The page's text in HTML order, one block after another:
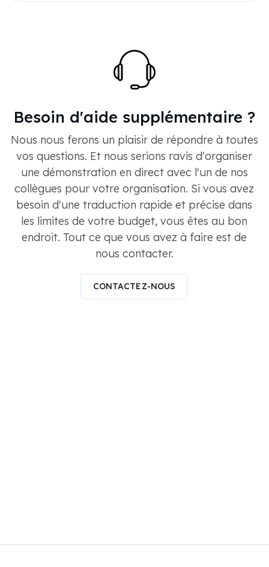
Besoin d'aide supplémentaire ?
Nous nous ferons un plaisir de répondre à toutes
vos questions. Et nous serions ravis d'organiser
une démonstration en direct avec l'un de nos
collègues pour votre organisation. Si vous avez
besoin d'une traduction rapide et précise dans
les limites de votre budget, vous êtes au bon
endroit. Tout ce que vous avez à faire est de
nous contacter.
CONTACTEZ-NOUS